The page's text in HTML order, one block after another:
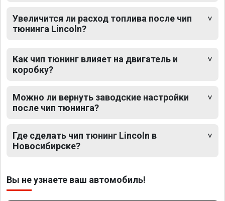
Увеличится ли расход топлива после чип
тюнинга Lincoln?
Как чип тюнинг влияет на двигатель и
коробку?
Можно ли вернуть заводские настройки
после чип тюнинга?
Где сделать чип тюнинг Lincoln в
Новосибирске?
Вы не узнаете ваш автомобиль!